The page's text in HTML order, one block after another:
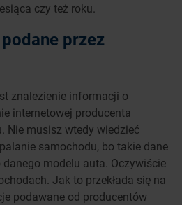
czy też roku.
przez
znalezienie informacji o
internetowej producenta
Nie musisz wtedy wiedzieć
samochodu, bo takie dane
modelu auta. Oczywiście
Jak to przekłada się na
podawane od producentów